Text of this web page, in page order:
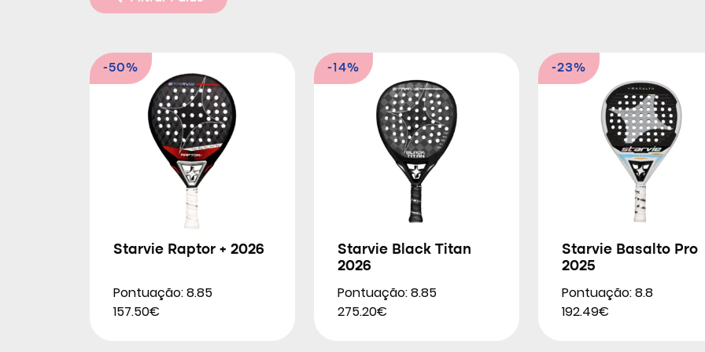
-50%
Starvie Raptor + 2026
Pontuação: 8.85
157.50€
-14%
Starvie Black Titan
2026
Pontuação: 8.85
275.20€
-23%
Starvie Basalto Pro
2025
Pontuação: 8.8
192.49€